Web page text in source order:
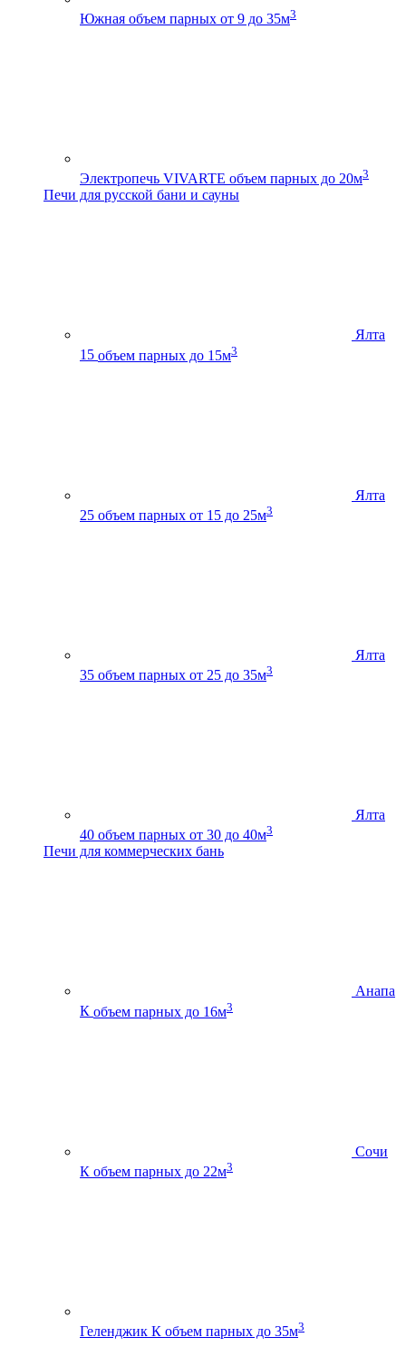
Южная объем парных от 9 до 35м3
Электропечь VIVARTE объем парных до 20м3
Печи для русской бани и сауны
Ялта
15 объем парных до 15м3
Ялта
25 объем парных от 15 до 25м3
Ялта
35 объем парных от 25 до 35м3
Ялта
40 объем парных от 30 до 40м3
Печи для коммерческих бань
Анапа
К объем парных до 16м3
Сочи
К объем парных до 22м3
Геленджик К объем парных до 35м3